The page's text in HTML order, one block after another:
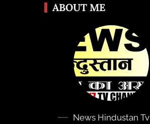
ABOUT ME
News Hindustan Tv